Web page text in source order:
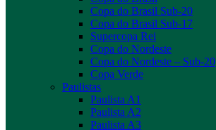
Copa do Brasil Sub-20
Copa do Brasil Sub-17
Supercopa Rei
Copa do Nordeste
Copa do Nordeste – Sub-20
Copa Verde
Paulistas
Paulista A1
Paulista A2
Paulista A3